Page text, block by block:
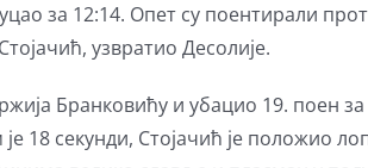
за 12:14. Опет су поентирали
узвратио Десолије.
Бранковићу и убацио 19. поен за
18 секунди, Стојачић је положио